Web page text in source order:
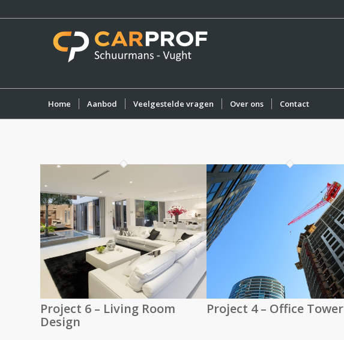
Home Aanbod Veelgestelde vragen Over ons Contact
Project 6 – Living Room
Design
Project 4 – Office Tower